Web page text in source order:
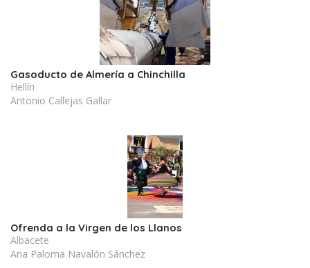
Gasoducto de Almería a Chinchilla
Hellín
Antonio Callejas Gallar
Ofrenda a la Virgen de los Llanos
Albacete
Ana Paloma Navalón Sánchez